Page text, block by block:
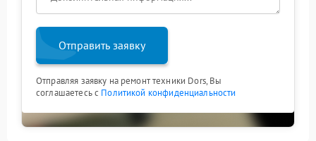
Отправить заявку
Отправляя заявку на ремонт техники Dors, Вы
соглашаетесь с Политикой конфиденциальности